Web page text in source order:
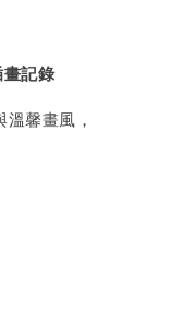
畫記錄
馨畫風，